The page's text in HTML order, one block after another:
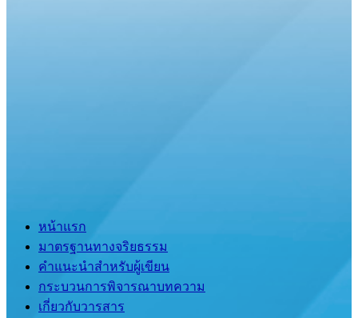
หน้าแรก
มาตรฐานทางจริยธรรม
คำแนะนำสำหรับผู้เขียน
กระบวนการพิจารณาบทความ
เกี่ยวกับวารสาร